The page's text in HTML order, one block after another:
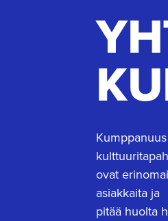
ovat
asiakkaita ja
pitää huolta